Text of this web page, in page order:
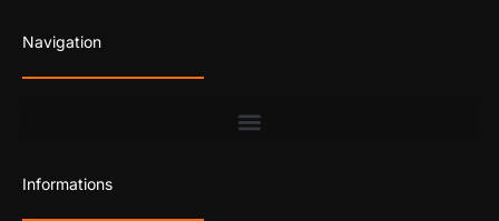
Navigation
Informations